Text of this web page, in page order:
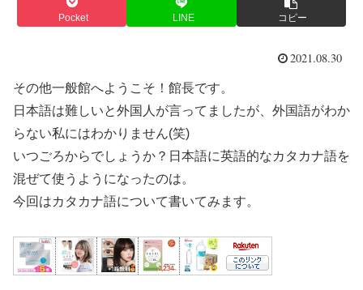
Pocket LINE コピー
2021.08.30
その他一般館へようこそ！館長です。
日本語は難しいと外国人が言ってましたが、外国語がわか
らない私にはわかりません(笑)
いつごろからでしょうか？日本語に英語的なカタカナ語を
混ぜて使うようになったのは。
今回はカタカナ語について書いてみます。